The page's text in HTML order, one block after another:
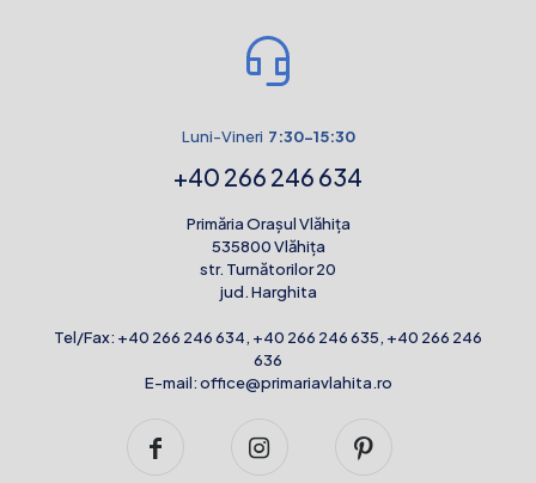
Luni-Vineri 7:30-15:30
+40 266 246 634
Primăria Orașul Vlăhița
535800 Vlăhița
str. Turnătorilor 20
jud. Harghita
Tel/Fax: +40 266 246 634, +40 266 246 635, +40 266 246
636
E-mail:office@primariavlahita.ro